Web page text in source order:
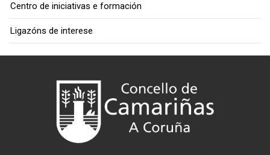
Centro de iniciativas e formación
Ligazóns de interese